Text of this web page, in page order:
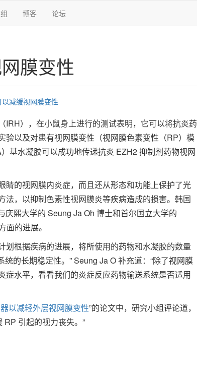
博客 论坛
膜变性
减缓视网膜变性
），在小鼠身上进行的测试表明，它可以将抗炎药
以及对患有视网膜变性（视网膜色素变性（RP）模
基水凝胶可以成功地传递抗炎 EZH2 抑制剂药物视网
睛的视网膜内炎症，而且还从形态和功能上保护了光
，以抑制色素性视网膜炎等疾病造成的损害。韩国
熙大学的 Seung Ja Oh 博士和首尔国立大学的
面的进展。
划根据疾病的进展，将所使用的药物和水凝胶的数量
的长期稳定性。” Seung Ja O 补充道：“除了视网膜
水平，看看我们的炎症反应药物输送系统是否适用
以减轻外层视网膜变性”的论文中，研究小组评论道，
RP 引起的视力丧失。”